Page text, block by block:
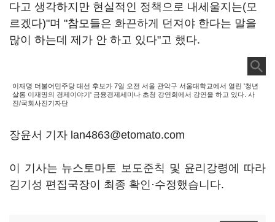
다고 생각하지만 현실적인 정책으로 내세울지는(모
르겠다)"며 "참모들은 화끈하게 던져야 한다는 말을
많이 하는데 제가 안 하고 있다"고 했다.
이재명 더불어민주당 대선 후보가 7일 오전 서울 관악구 서울대학교에서 열린 '청년
살롱 이재명의 경제이야기' 금융경제세미나 초청 강연회에서 강연을 하고 있다. 사
진/국회사진기자단
장윤서 기자 lan4863@etomato.com
이 기사는 뉴스토마토 보도준칙 및 윤리강령에 따라
김기성 편집국장이 최종 확인·수정했습니다.